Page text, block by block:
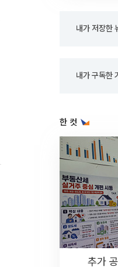
내가 저장한
내가 구독한
한 컷
추가